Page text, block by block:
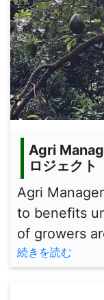
Agri
ロジェクト
Agri
to benefits
of growers
続きを読む